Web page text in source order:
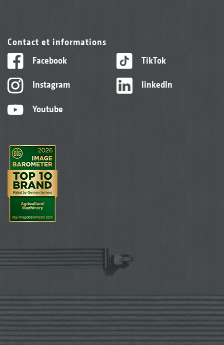
Contact et informations
Facebook
Instagram
Youtube
TikTok
linkedIn